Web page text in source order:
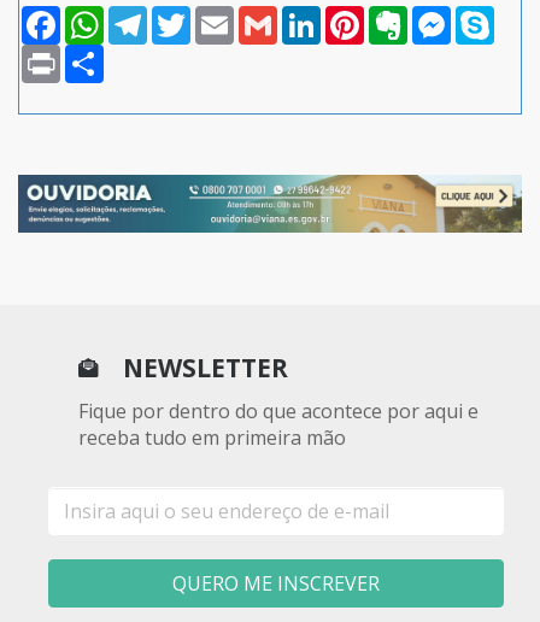
FacebookWhatsAppTelegramTwitterEmail Gmail LinkedInPinterestEvernoteMessenger
Print
NEWSLETTER
Fique por dentro do que acontece por aqui e
receba tudo em primeira mão
mail
QUERO ME INSCREVER